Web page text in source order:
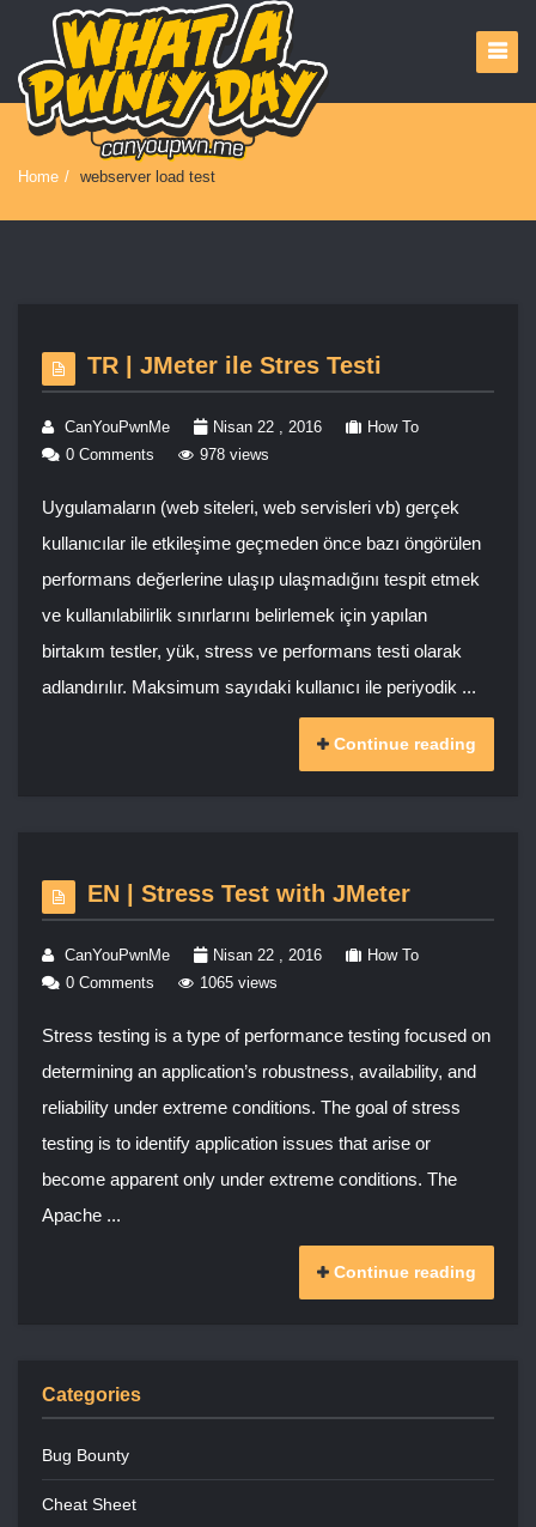
Home / webserver load test
TR | JMeter ile Stres Testi
CanYouPwnMe Nisan 22 , 2016
How To
0 Comments
978 views
Uygulamaların (web siteleri, web servisleri vb) gerçek
kullanıcılar ile etkileşime geçmeden önce bazı öngörülen
performans değerlerine ulaşıp ulaşmadığını tespit etmek
ve kullanılabilirlik sınırlarını belirlemek için yapılan
birtakım testler, yük, stress ve performans testi olarak
adlandırılır. Maksimum sayıdaki kullanıcı ile periyodik ...
Continue reading
EN | Stress Test with JMeter
CanYouPwnMe Nisan 22 , 2016
How To
0 Comments
1065 views
Stress testing is a type of performance testing focused on
determining an application’s robustness, availability, and
reliability under extreme conditions. The goal of stress
testing is to identify application issues that arise or
become apparent only under extreme conditions. The
Apache ...
Continue reading
Categories
Bug Bounty
Cheat Sheet